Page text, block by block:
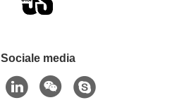
Sociale media